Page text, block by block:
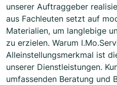
unserer Auftraggeber
aus Fachleuten setzt auf
Materialien, um langlebige
zu erzielen. Warum
Alleinstellungsmerkmal ist
unserer Dienstleistungen.
umfassenden Beratung und